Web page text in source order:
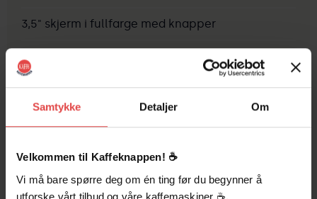
Samtykke Detaljer Om
Velkommen til Kaffeknappen! ☕️
Vi må bare spørre deg om én ting før du begynner å
utforske vårt tilbud og våre kaffemaskiner ☕️.
3,5" skjerm i fullfarge med knapper
Vanntilkobling
Mål (B × H × D): 37,3 × 47 × 46,1 cm / 13,2 kg
Mulighet for tilkobling av ferskmelk
Veksler automatisk mellom melk og melkeskum